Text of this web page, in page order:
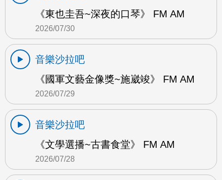
《東也圭吾~深夜的口琴》 FM AM
2026/07/30
音樂沙拉吧
《國軍文藝金像獎~施崴竣》 FM AM
2026/07/29
音樂沙拉吧
《文學選播~古書食堂》 FM AM
2026/07/28